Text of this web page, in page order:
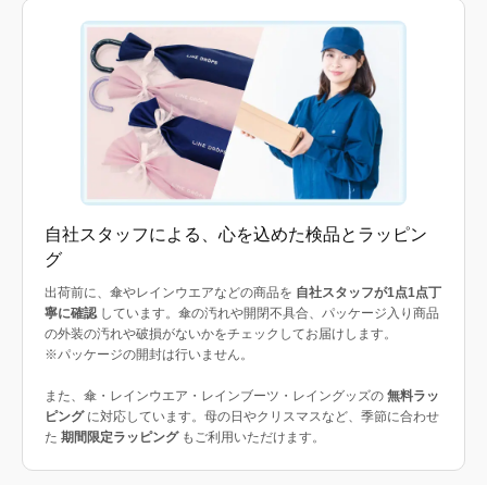
自社スタッフによる、心を込めた検品とラッピン
グ
出荷前に、傘やレインウエアなどの商品を 自社スタッフが1点1点丁
寧に確認しています。傘の汚れや開閉不具合、パッケージ入り商品
の外装の汚れや破損がないかをチェックしてお届けします。
※パッケージの開封は行いません。
また、傘・レインウエア・レインブーツ・レイングッズの 無料ラッ
ピングに対応しています。母の日やクリスマスなど、季節に合わせ
た 期間限定ラッピングもご利用いただけます。